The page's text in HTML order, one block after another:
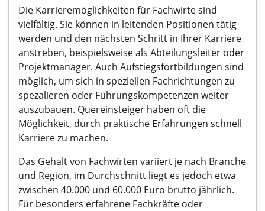
Die Karrieremöglichkeiten für Fachwirte sind
vielfältig. Sie können in leitenden Positionen tätig
werden und den nächsten Schritt in Ihrer Karriere
anstreben, beispielsweise als Abteilungsleiter oder
Projektmanager. Auch Aufstiegsfortbildungen sind
möglich, um sich in speziellen Fachrichtungen zu
spezalieren oder Führungskompetenzen weiter
auszubauen. Quereinsteiger haben oft die
Möglichkeit, durch praktische Erfahrungen schnell
Karriere zu machen.
Das Gehalt von Fachwirten variiert je nach Branche
und Region, im Durchschnitt liegt es jedoch etwa
zwischen 40.000 und 60.000 Euro brutto jährlich.
Für besonders erfahrene Fachkräfte oder